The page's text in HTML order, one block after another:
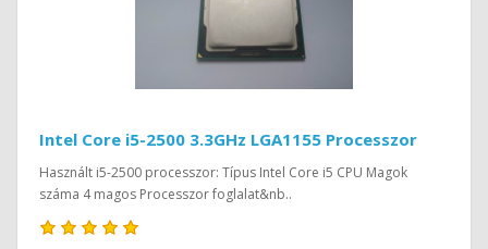
Intel Core i5-2500 3.3GHz LGA1155 Processzor
Használt i5-2500 processzor: Típus Intel Core i5 CPU Magok
száma 4 magos Processzor foglalat&nb..